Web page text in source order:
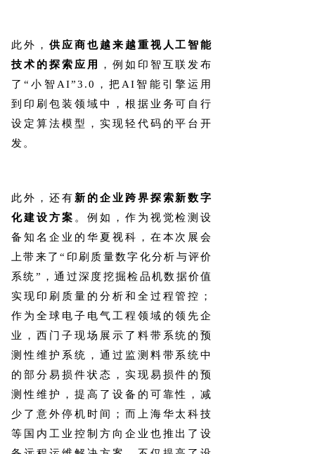
此外， 供应商也越来越重视人工智能
技术的探索应用
，例如印智互联发布
了“小智AI”3.0，把AI智能引擎运用
到印刷包装领域中，根据业务可自行
设定算法模型，实现轻代码的平台开
发。
此外，还有 新的企业跨界探索新数字
化建设方案 。例如，作为视觉检测设
备知名企业的华夏视科，在本次展会
上带来了“印刷质量数字化分析与评价
系统”，通过深度挖掘检品机数据价值
实现印刷质量的分析和全过程管控；
作为全球电子电气工程领域的领先企
业，西门子现场展示了料带系统的预
测性维护系统，通过监测料带系统中
的部分易损件状态，实现易损件的预
测性维护，提高了设备的可靠性，减
少了意外停机时间；而上海华太科技
等国内工业控制方向企业也推出了设